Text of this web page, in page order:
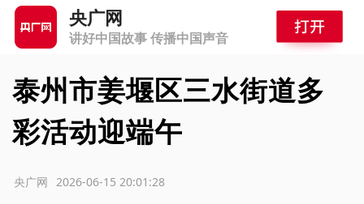
央广网
讲好中国故事 传播中国声音
泰州市姜堰区三水街道多
彩活动迎端午
2026-06-15 20:01:28
央广网